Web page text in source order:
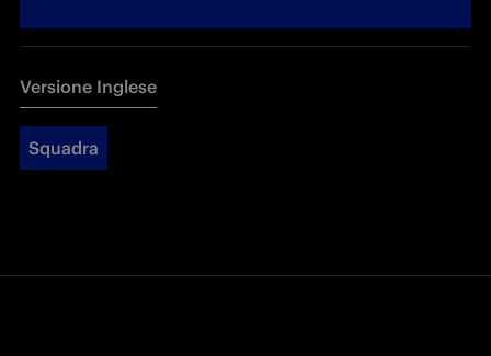
Versione Inglese
Squadra